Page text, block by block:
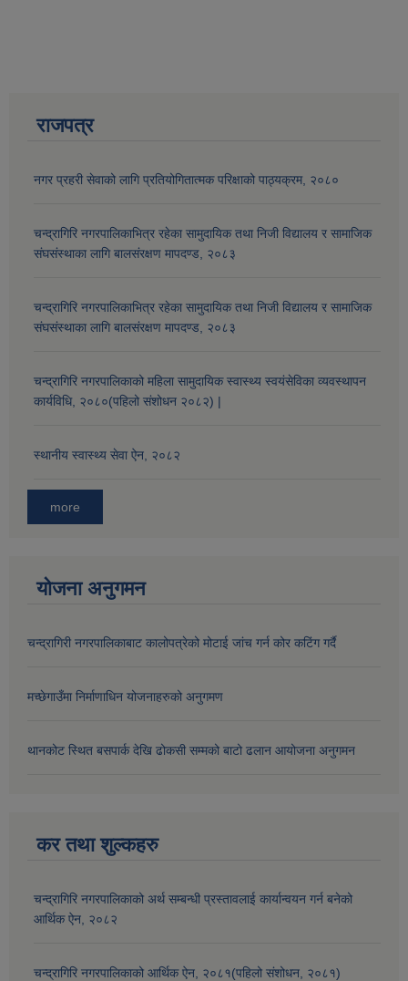
राजपत्र
नगर प्रहरी सेवाको लागि प्रतियोगितात्मक परिक्षाको पाठ्यक्रम, २०८०
चन्द्रागिरि नगरपालिकाभित्र रहेका सामुदायिक तथा निजी विद्यालय र सामाजिक
संघसंस्थाका लागि बालसंरक्षण मापदण्ड, २०८३
चन्द्रागिरि नगरपालिकाभित्र रहेका सामुदायिक तथा निजी विद्यालय र सामाजिक
संघसंस्थाका लागि बालसंरक्षण मापदण्ड, २०८३
चन्द्रागिरि नगरपालिकाको महिला सामुदायिक स्वास्थ्य स्वयंसेविका व्यवस्थापन
कार्यविधि, २०८०(पहिलो संशोधन २०८२) |
स्थानीय स्वास्थ्य सेवा ऐन, २०८२
more
योजना अनुगमन
चन्द्रागिरी नगरपालिकाबाट कालोपत्रेको मोटाई जांच गर्न कोर कटिंग गर्दै
मच्छेगाउँमा निर्माणाधिन योजनाहरुको अनुगमण
थानकोट स्थित बसपार्क देखि ढोकसी सम्मको बाटो ढलान आयोजना अनुगमन
कर तथा शुल्कहरु
चन्द्रागिरि नगरपालिकाको अर्थ सम्बन्धी प्रस्तावलाई कार्यान्वयन गर्न बनेको
आर्थिक ऐन, २०८२
चन्द्रागिरि नगरपालिकाको आर्थिक ऐन, २०८१(पहिलो संशोधन, २०८१)